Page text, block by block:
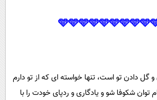
گل دادن تو است، تنها خواسته ای که از تو دارم
توان شکوفا شو و یادگاری و ردپای خودت را با